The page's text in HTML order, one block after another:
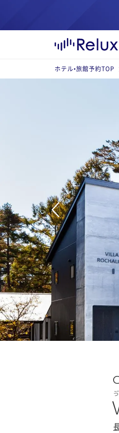
ホテル•旅館予約TOP